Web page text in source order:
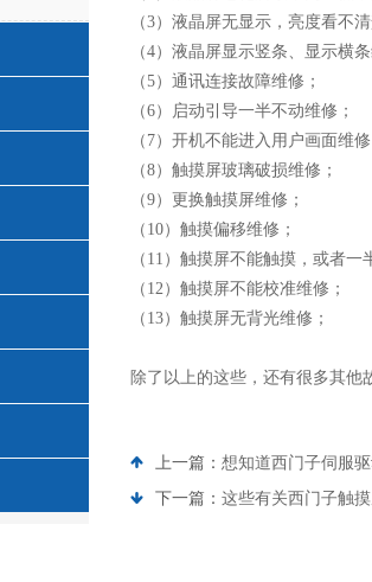
（3）液晶屏无显示，亮度看不清
（4）液晶屏显示竖条、显示横条
（5）通讯连接故障维修；
（6）启动引导一半不动维修；
（7）开机不能进入用户画面维修
（8）触摸屏玻璃破损维修；
（9）更换触摸屏维修；
（10）触摸偏移维修；
（11）触摸屏不能触摸，或者
（12）触摸屏不能校准维修；
（13）触摸屏无背光维修；
除了以上的这些，还有很多其他
上一篇： 想知道西门子伺服
下一篇： 这些有关西门子触